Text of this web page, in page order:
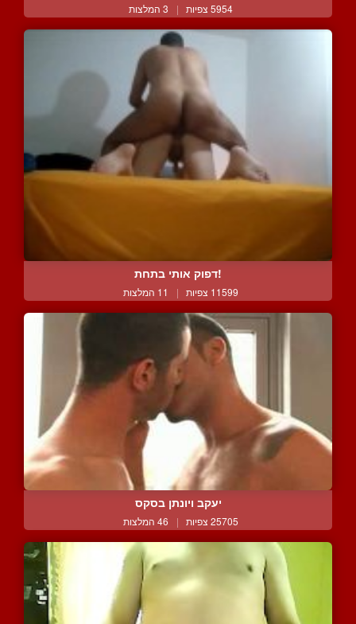
5954 צפיות | 3 המלצות
!דפוק אותי בתחת
11599 צפיות | 11 המלצות
יעקב ויונתן בסקס
25705 צפיות | 46 המלצות